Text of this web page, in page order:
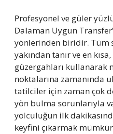
Profesyonel ve güler
Dalaman Uygun
yönlerinden biridir. Tüm
yakından tanır ve en
güzergahları kullanarak
noktalarına zamanında
tatilciler için zaman çok
yön bulma sorunlarıyla
yolculuğun ilk
keyfini çıkarmak